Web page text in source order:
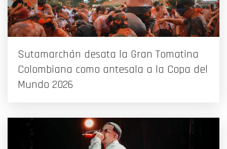
Sutamarchán desata la Gran Tomatina
Colombiana como antesala a la Copa del
Mundo 2026